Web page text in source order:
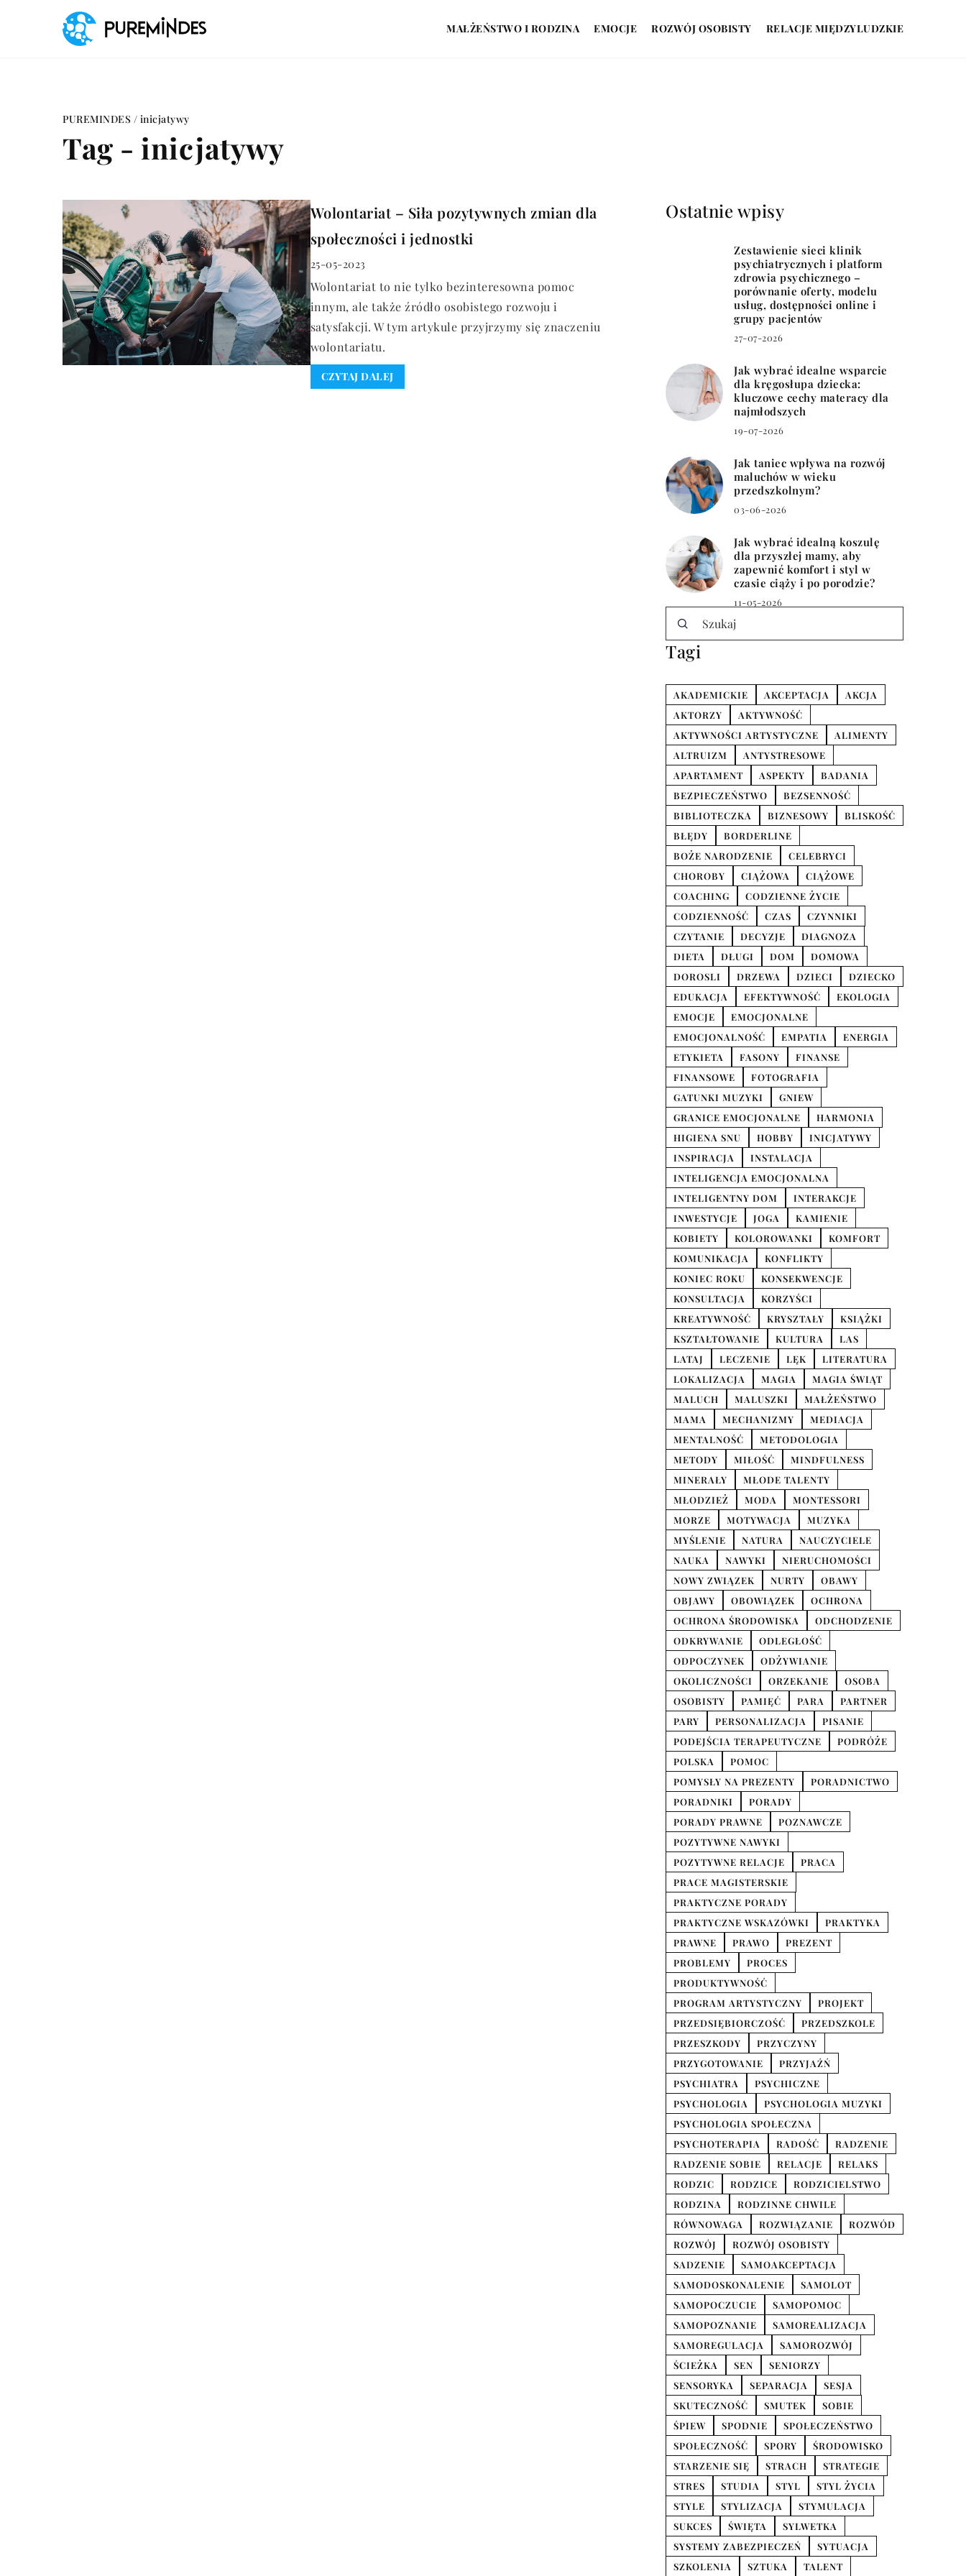
MAŁŻEŃSTWO I RODZINA EMOCJE ROZWÓJ OSOBISTY RELACJE MIĘDZYLUDZKIE
PUREMINDES / inicjatywy
Tag - inicjatywy
Wolontariat – Siła pozytywnych zmian dla
społeczności i jednostki
25-05-2023
Wolontariat to nie tylko bezinteresowna pomoc
innym, ale także źródło osobistego rozwoju i
satysfakcji. W tym artykule przyjrzymy się znaczeniu
wolontariatu.
CZYTAJ DALEJ
Ostatnie wpisy
Zestawienie sieci klinik
psychiatrycznych i platform
zdrowia psychicznego –
porównanie oferty, modelu
usług, dostępności online i
grupy pacjentów
27-07-2026
Jak wybrać idealne wsparcie
dla kręgosłupa dziecka:
kluczowe cechy materacy dla
najmłodszych
19-07-2026
Jak taniec wpływa na rozwój
maluchów w wieku
przedszkolnym?
03-06-2026
Jak wybrać idealną koszulę
dla przyszłej mamy, aby
zapewnić komfort i styl w
czasie ciąży i po porodzie?
11-05-2026
Tagi
AKADEMICKIE AKCEPTACJA
AKCJA
AKTORZY
AKTYWNOŚĆ
AKTYWNOŚCI ARTYSTYCZNE
ALIMENTY
ALTRUIZM
ANTYSTRESOWE
APARTAMENT
ASPEKTY
BADANIA
BEZPIECZEŃSTWO
BEZSENNOŚĆ
BIBLIOTECZKA
BIZNESOWY
BLISKOŚĆ
BŁĘDY
BORDERLINE
BOŻE NARODZENIE
CELEBRYCI
CHOROBY
CIĄŻOWA
CIĄŻOWE
COACHING
CODZIENNE ŻYCIE
CODZIENNOŚĆ
CZAS
CZYNNIKI
CZYTANIE
DECYZJE
DIAGNOZA
DIETA
DŁUGI DOM
DOMOWA
DOROSLI
DRZEWA DZIECI
DZIECKO
EDUKACJA
EFEKTYWNOŚĆ
EKOLOGIA
EMOCJE
EMOCJONALNE
EMOCJONALNOŚĆ
EMPATIA
ENERGIA
ETYKIETA
FASONY
FINANSE
FINANSOWE
FOTOGRAFIA
GATUNKI MUZYKI
GNIEW
GRANICE EMOCJONALNE
HARMONIA
HIGIENA SNU
HOBBY
INICJATYWY
INSPIRACJA
INSTALACJA
INTELIGENCJA EMOCJONALNA
INTELIGENTNY DOM
INTERAKCJE
INWESTYCJE
JOGA
KAMIENIE
KOBIETY
KOLOROWANKI
KOMFORT
KOMUNIKACJA
KONFLIKTY
KONIEC ROKU
KONSEKWENCJE
KONSULTACJA
KORZYŚCI
KREATYWNOŚĆ
KRYSZTAŁY
KSIĄŻKI
KSZTAŁTOWANIE
KULTURA
LAS
LATAJ
LECZENIE LĘK
LITERATURA
LOKALIZACJA
MAGIA
MAGIA ŚWIĄT
MALUCH
MALUSZKI
MAŁŻEŃSTWO
MAMA
MECHANIZMY
MEDIACJA
MENTALNOŚĆ
METODOLOGIA
METODY
MIŁOŚĆ
MINDFULNESS
MINERAŁY
MŁODE TALENTY
MŁODZIEŻ
MODA
MONTESSORI
MORZE
MOTYWACJA
MUZYKA
MYŚLENIE
NATURA
NAUCZYCIELE
NAUKA
NAWYKI
NIERUCHOMOŚCI
NOWY ZWIĄZEK
NURTY
OBAWY
OBJAWY
OBOWIĄZEK
OCHRONA
OCHRONA ŚRODOWISKA
ODCHODZENIE
ODKRYWANIE
ODLEGŁOŚĆ
ODPOCZYNEK
ODŻYWIANIE
OKOLICZNOŚCI
ORZEKANIE
OSOBA
OSOBISTY
PAMIĘĆ PARA
PARTNER
PARY
PERSONALIZACJA
PISANIE
PODEJŚCIA TERAPEUTYCZNE
PODRÓŻE
POLSKA
POMOC
POMYSŁY NA PREZENTY
PORADNICTWO
PORADNIKI
PORADY
PORADY PRAWNE
POZNAWCZE
POZYTYWNE NAWYKI
POZYTYWNE RELACJE
PRACA
PRACE MAGISTERSKIE
PRAKTYCZNE PORADY
PRAKTYCZNE WSKAZÓWKI
PRAKTYKA
PRAWNE
PRAWO
PREZENT
PROBLEMY
PROCES
PRODUKTYWNOŚĆ
PROGRAM ARTYSTYCZNY
PROJEKT
PRZEDSIĘBIORCZOŚĆ
PRZEDSZKOLE
PRZESZKODY
PRZYCZYNY
PRZYGOTOWANIE
PRZYJAŹŃ
PSYCHIATRA
PSYCHICZNE
PSYCHOLOGIA
PSYCHOLOGIA MUZYKI
PSYCHOLOGIA SPOŁECZNA
PSYCHOTERAPIA
RADOŚĆ
RADZENIE
RADZENIE SOBIE
RELACJE
RELAKS
RODZIC
RODZICE
RODZICIELSTWO
RODZINA
RODZINNE CHWILE
RÓWNOWAGA
ROZWIĄZANIE
ROZWÓD
ROZWÓJ
ROZWÓJ OSOBISTY
SADZENIE
SAMOAKCEPTACJA
SAMODOSKONALENIE
SAMOLOT
SAMOPOCZUCIE
SAMOPOMOC
SAMOPOZNANIE
SAMOREALIZACJA
SAMOREGULACJA
SAMOROZWÓJ
ŚCIEŻKA
SEN
SENIORZY
SENSORYKA
SEPARACJA
SESJA
SKUTECZNOŚĆ
SMUTEK
SOBIE
ŚPIEW
SPODNIE
SPOŁECZEŃSTWO
SPOŁECZNOŚĆ
SPORY
ŚRODOWISKO
STARZENIE SIĘ
STRACH
STRATEGIE
STRES
STUDIA STYL
STYL ŻYCIA
STYLE
STYLIZACJA
STYMULACJA
SUKCES
ŚWIĘTA
SYLWETKA
SYSTEMY ZABEZPIECZEŃ
SYTUACJA
SZKOLENIA
SZTUKA TALENT